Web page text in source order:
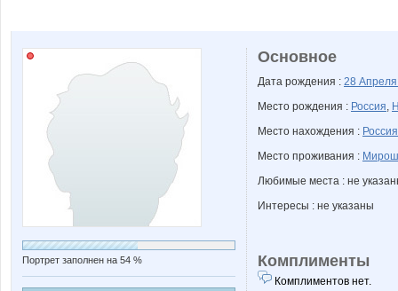
Портрет заполнен на 54 %
Основное
Дата рождения : 28
Место рождения : Россия,
Место нахождения : Россия
Место проживания :
Любимые места : не
Интересы : не указаны
Комплименты
Комплиментов нет.